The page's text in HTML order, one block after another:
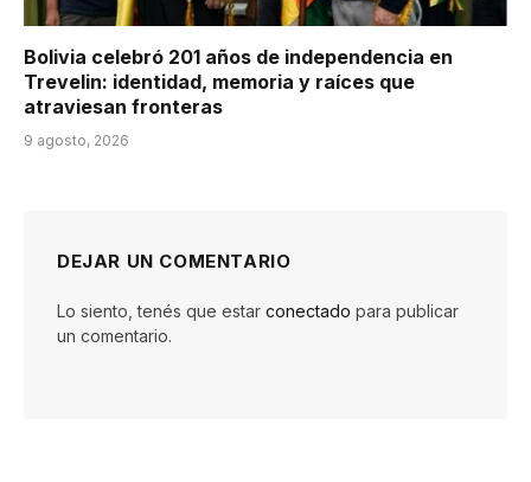
Bolivia celebró 201 años de independencia en
Trevelin: identidad, memoria y raíces que
atraviesan fronteras
9 agosto, 2026
DEJAR UN COMENTARIO
Lo siento, tenés que estar conectado para publicar
un comentario.